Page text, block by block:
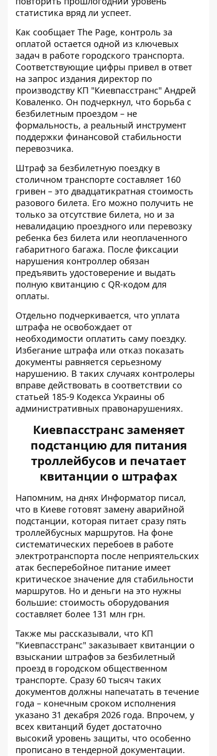
статистика вряд ли успеет.
Как сообщает The Page, контроль за
оплатой остается одной из ключевых
задач в работе городского транспорта.
Соответствующие цифры привел в ответ
на запрос издания директор по
производству КП "Киевпасстранс" Андрей
Коваленко. Он подчеркнул, что борьба с
безбилетным проездом – не
формальность, а реальный инструмент
поддержки финансовой стабильности
перевозчика.
Штраф за безбилетную поездку в
столичном транспорте составляет 160
гривен – это двадцатикратная стоимость
разового билета. Его можно получить не
только за отсутствие билета, но и за
невалидацию проездного или перевозку
ребенка без билета или неоплаченного
габаритного багажа. После фиксации
нарушения контроллер обязан
предъявить удостоверение и выдать
полную квитанцию ​​с QR-кодом для
оплаты.
Отдельно подчеркивается, что уплата
штрафа не освобождает от
необходимости оплатить саму поездку.
Избегание штрафа или отказ показать
документы равняется серьезному
нарушению. В таких случаях контролеры
вправе действовать в соответствии со
статьей 185-9 Кодекса Украины об
административных правонарушениях.
Киевпасстранс заменяет
подстанцию ​​для питания
троллейбусов и печатает
квитанции о штрафах
Напомним, на днях Информатор писал,
что в Киеве готовят замену аварийной
подстанции, которая питает сразу пять
троллейбусных маршрутов. На фоне
систематических перебоев в работе
электротранспорта после неприятельских
атак бесперебойное питание имеет
критическое значение для стабильности
маршрутов. Но и деньги на это нужны
большие: стоимость оборудования
составляет более 131 млн грн.
Также мы рассказывали, что КП
"Киевпасстранс" заказывает квитанции о
взыскании штрафов за безбилетный
проезд в городском общественном
транспорте. Сразу 60 тысяч таких
документов должны напечатать в течение
года – конечным сроком исполнения
указано 31 декабря 2026 года. Впрочем, у
всех квитанций будет достаточно
высокий уровень защиты, что особенно
прописано в тендерной документации.